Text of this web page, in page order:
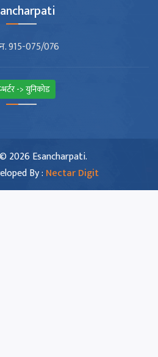
न. 915-075/076
-> युनिकोड
2026 Esancharpati.
By : Nectar Digit